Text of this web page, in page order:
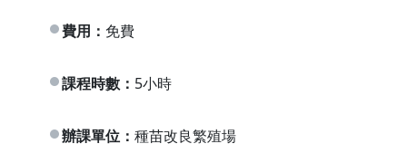
費用： 免費
課程時數： 5小時
辦課單位： 種苗改良繁殖場